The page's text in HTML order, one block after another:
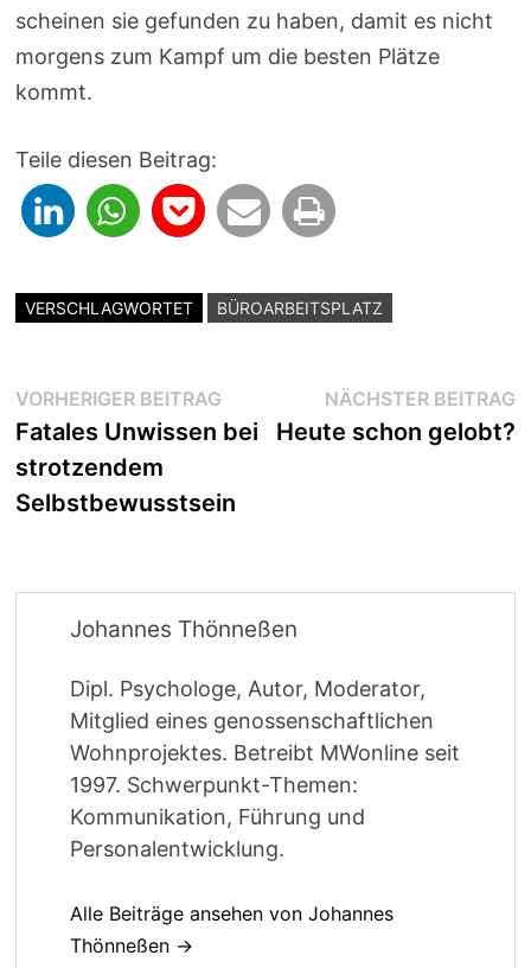
scheinen sie gefunden zu haben, damit es nicht
morgens zum Kampf um die besten Plätze
kommt.
Teile diesen Beitrag:
VERSCHLAGWORTET BÜROARBEITSPLATZ
Beitragsnavigation
VORHERIGER BEITRAG Vorheriger
Beitrag:
Fatales Unwissen bei
strotzendem
Selbstbewusstsein
NÄCHSTER BEITRAG
Heute schon gelobt?
Johannes Thönneßen
Dipl. Psychologe, Autor, Moderator,
Mitglied eines genossenschaftlichen
Wohnprojektes. Betreibt MWonline seit
1997. Schwerpunkt-Themen:
Kommunikation, Führung und
Personalentwicklung.
Alle Beiträge ansehen von Johannes
Thönneßen →